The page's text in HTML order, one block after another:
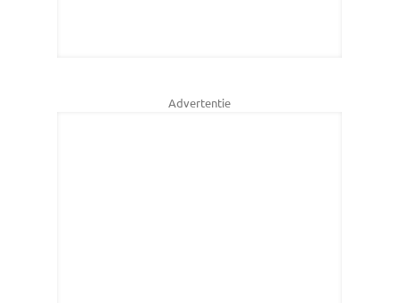
Advertentie